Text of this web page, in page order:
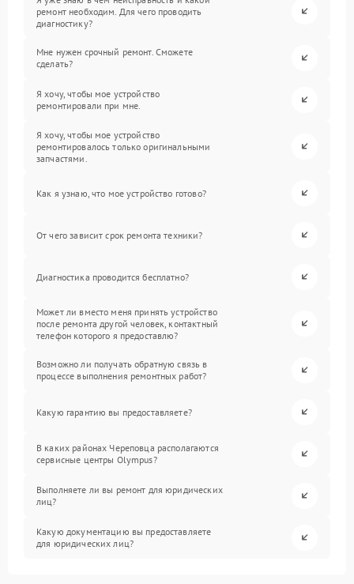
ремонт необходим. Для чего проводить
диагностику?
Мне нужен срочный ремонт. Сможете
сделать?
Я хочу, чтобы мое устройство
ремонтировали при мне.
Я хочу, чтобы мое устройство
ремонтировалось только оригинальными
запчастями.
Как я узнаю, что мое устройство готово?
От чего зависит срок ремонта техники?
Диагностика проводится бесплатно?
Может ли вместо меня принять устройство
после ремонта другой человек, контактный
телефон которого я предоставлю?
Возможно ли получать обратную связь в
процессе выполнения ремонтных работ?
Какую гарантию вы предоставляете?
В каких районах Череповца располагаются
сервисные центры Olympus?
Выполняете ли вы ремонт для юридических
лиц?
Какую документацию вы предоставляете
для юридических лиц?